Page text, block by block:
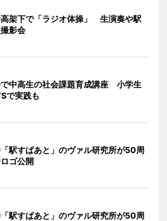
架下で「ラジオ体操」 生演奏や駅
影会
中高生の社会課題育成講座 小学生
で実践も
駅すぱあと」のヴァル研究所が50周
ゴ公開
駅すぱあと」のヴァル研究所が50周